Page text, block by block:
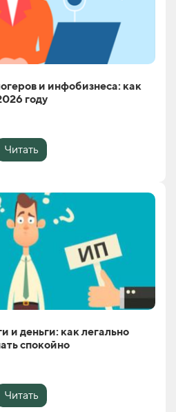
и инфобизнеса: как
году
Читать
и деньги: как легально
спокойно
Читать